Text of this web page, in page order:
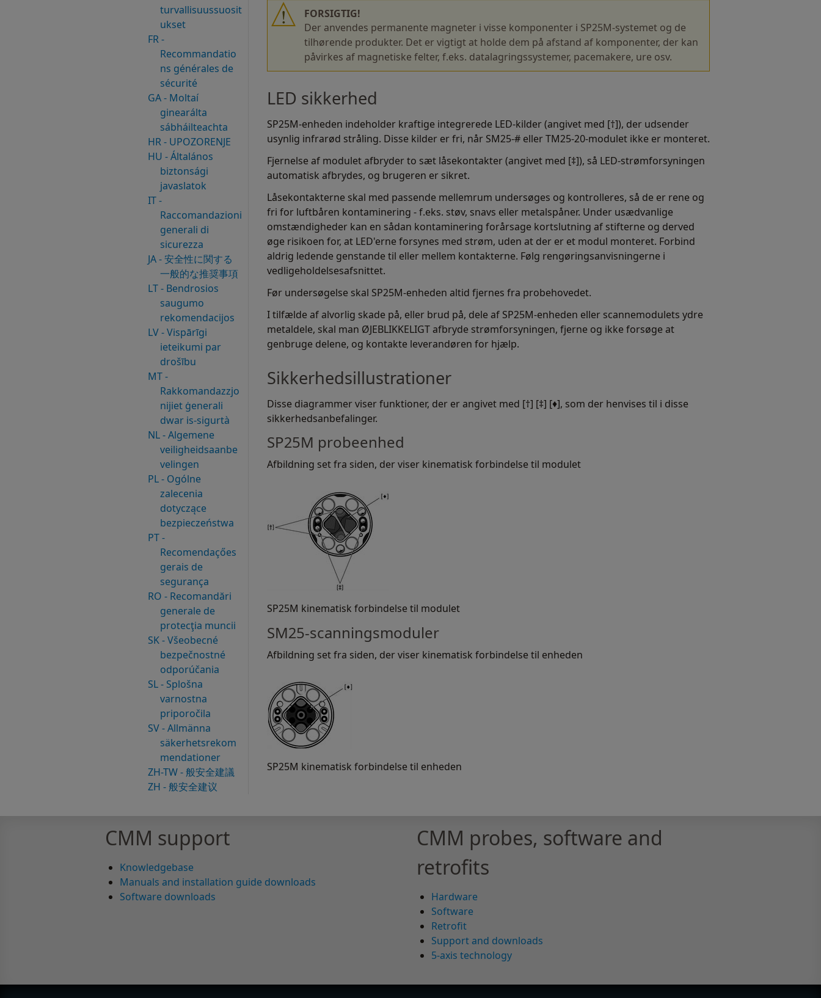
turvallisuussuosit
ukset
FR -
Recommandatio
ns générales de
sécurité
GA - Moltaí
ginearálta
sábháilteachta
HR - UPOZORENJE
HU - Általános
biztonsági
javaslatok
IT -
Raccomandazioni
generali di
sicurezza
JA - 安全性に関する
一般的な推奨事項
LT - Bendrosios
saugumo
rekomendacijos
LV - Vispārīgi
ieteikumi par
drošību
MT -
Rakkomandazzjo
nijiet ġenerali
dwar is‐sigurtà
NL - Algemene
veiligheidsaanbe
velingen
PL - Ogólne
zalecenia
dotyczące
bezpieczeństwa
PT -
Recomendaçőes
gerais de
segurança
RO - Recomandări
generale de
protecţia muncii
SK - Všeobecné
bezpečnostné
odporúčania
SL - Splošna
varnostna
priporočila
SV - Allmänna
säkerhetsrekom
mendationer
ZH-TW - 般安全建議
ZH - 般安全建议
FORSIGTIG!
Der anvendes permanente magneter i visse komponenter i SP25M-systemet og de
tilhørende produkter. Det er vigtigt at holde dem på afstand af komponenter, der kan
påvirkes af magnetiske felter, f.eks. datalagringssystemer, pacemakere, ure osv.
LED sikkerhed
SP25M-enheden indeholder kraftige integrerede LED-kilder (angivet med [†]), der udsender
usynlig infrarød stråling. Disse kilder er fri, når SM25-# eller TM25-20-modulet ikke er monteret.
Fjernelse af modulet afbryder to sæt låsekontakter (angivet med [‡]), så LED-strømforsyningen
automatisk afbrydes, og brugeren er sikret.
Låsekontakterne skal med passende mellemrum undersøges og kontrolleres, så de er rene og
fri for luftbåren kontaminering - f.eks. støv, snavs eller metalspåner. Under usædvanlige
omstændigheder kan en sådan kontaminering forårsage kortslutning af stifterne og derved
øge risikoen for, at LED'erne forsynes med strøm, uden at der er et modul monteret. Forbind
aldrig ledende genstande til eller mellem kontakterne. Følg rengøringsanvisningerne i
vedligeholdelsesafsnittet.
Før undersøgelse skal SP25M-enheden altid fjernes fra probehovedet.
I tilfælde af alvorlig skade på, eller brud på, dele af SP25M-enheden eller scannemodulets ydre
metaldele, skal man ØJEBLIKKELIGT afbryde strømforsyningen, fjerne og ikke forsøge at
genbruge delene, og kontakte leverandøren for hjælp.
Sikkerhedsillustrationer
Disse diagrammer viser funktioner, der er angivet med [†] [‡] [♦], som der henvises til i disse
sikkerhedsanbefalinger.
SP25M probeenhed
Afbildning set fra siden, der viser kinematisk forbindelse til modulet
SP25M kinematisk forbindelse til modulet
SM25-scanningsmoduler
Afbildning set fra siden, der viser kinematisk forbindelse til enheden
SP25M kinematisk forbindelse til enheden
CMM support
Knowledgebase
Manuals and installation guide downloads
Software downloads
CMM probes, software and
retrofits
Hardware
Software
Retrofit
Support and downloads
5-axis technology